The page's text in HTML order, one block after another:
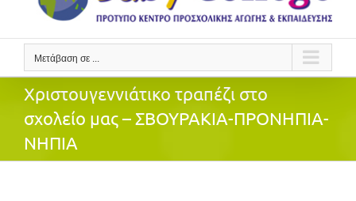
Μετάβαση σε ...
Χριστουγεννιάτικο τραπέζι στο
σχολείο μας – ΣΒΟΥΡΑΚΙΑ-ΠΡΟΝΗΠΙΑ-
ΝΗΠΙΑ